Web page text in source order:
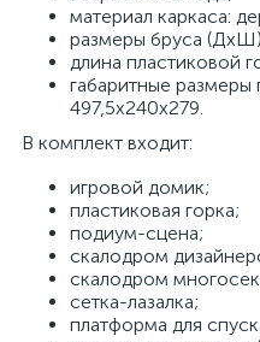
материал каркаса:
размеры бруса
длина пластиковой
габаритные
497,5х240х279.
В комплект входит:
игровой домик;
пластиковая горка;
подиум-сцена;
скалодром
скалодром
сетка-лазалка;
платформа для